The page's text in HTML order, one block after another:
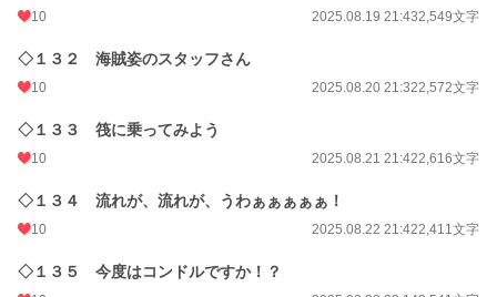
10 2025.08.19 21:432,549文字
◇１３２ 海賊姿のスタッフさん
10 2025.08.20 21:322,572文字
◇１３３ 筏に乗ってみよう
10 2025.08.21 21:422,616文字
◇１３４ 流れが、流れが、うわぁぁぁぁぁ！
10 2025.08.22 21:422,411文字
◇１３５ 今度はコンドルですか！？